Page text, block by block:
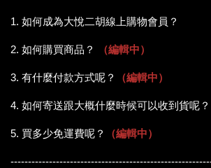
1. 如何成為大悅二胡線上購物會員？
2. 如何購買商品？ （編輯中）
3. 有什麼付款方式呢？ （編輯中）
4. 如何寄送跟大概什麼時候可以收到貨呢？
5. 買多少免運費呢？ （編輯中）